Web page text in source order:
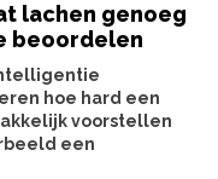
lachen genoeg
beoordelen
hoe hard een
voorstellen
een